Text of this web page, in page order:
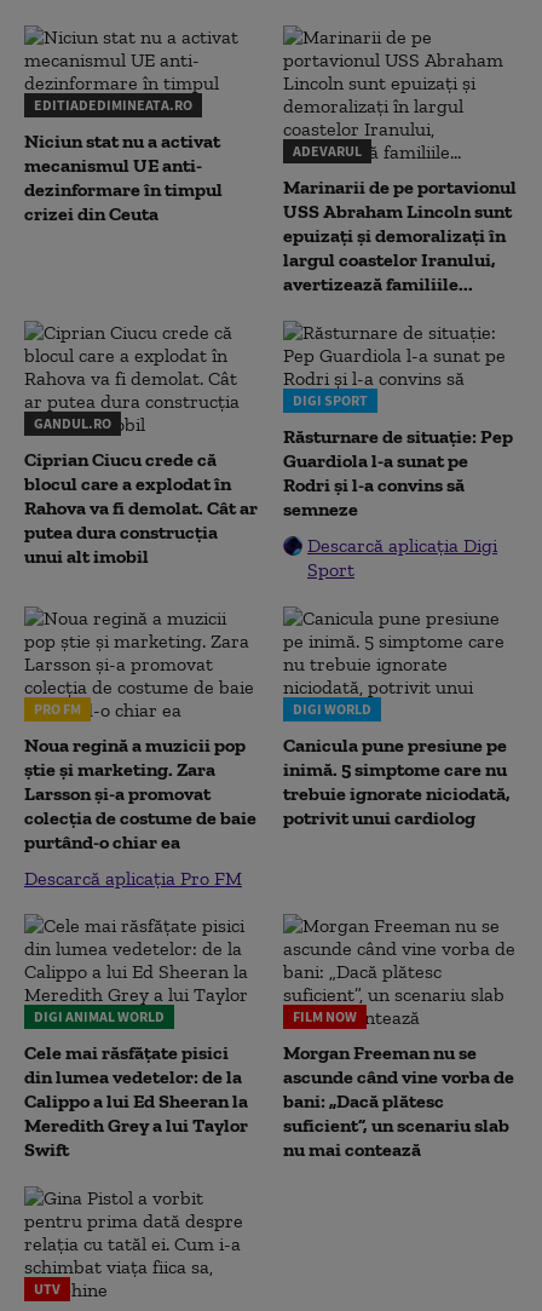
EDITIADEDIMINEATA.RO
Niciun stat nu a activat
mecanismul UE anti-
dezinformare în timpul
crizei din Ceuta
ADEVARUL
Marinarii de pe portavionul
USS Abraham Lincoln sunt
epuizați și demoralizați în
largul coastelor Iranului,
avertizează familiile...
GANDUL.RO
Ciprian Ciucu crede că
blocul care a explodat în
Rahova va fi demolat. Cât ar
putea dura construcția
unui alt imobil
DIGI SPORT
Răsturnare de situație: Pep
Guardiola l-a sunat pe
Rodri și l-a convins să
semneze
Descarcă aplicația Digi
Sport
PRO FM
Noua regină a muzicii pop
știe și marketing. Zara
Larsson și-a promovat
colecția de costume de baie
purtând-o chiar ea
Descarcă aplicația Pro FM
DIGI WORLD
Canicula pune presiune pe
inimă. 5 simptome care nu
trebuie ignorate niciodată,
potrivit unui cardiolog
DIGI ANIMAL WORLD
Cele mai răsfățate pisici
din lumea vedetelor: de la
Calippo a lui Ed Sheeran la
Meredith Grey a lui Taylor
Swift
FILM NOW
Morgan Freeman nu se
ascunde când vine vorba de
bani: „Dacă plătesc
suficient”, un scenariu slab
nu mai contează
UTV